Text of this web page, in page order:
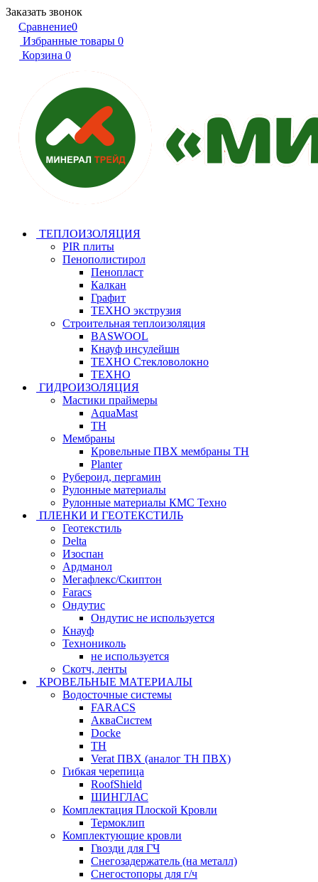
Заказать звонок
Сравнение0
Избранные товары 0
Корзина 0
ТЕПЛОИЗОЛЯЦИЯ
PIR плиты
Пенополистирол
Пенопласт
Калкан
Графит
ТЕХНО экструзия
Строительная теплоизоляция
BASWOOL
Кнауф инсулейшн
ТЕХНО Стекловолокно
ТЕХНО
ГИДРОИЗОЛЯЦИЯ
Мастики праймеры
AquaMast
ТН
Мембраны
Кровельные ПВХ мембраны ТН
Planter
Рубероид, пергамин
Рулонные материалы
Рулонные материалы КМС Техно
ПЛЕНКИ И ГЕОТЕКСТИЛЬ
Геотекстиль
Delta
Изоспан
Ардманол
Мегафлекс/Скиптон
Faracs
Ондутис
Ондутис не используется
Кнауф
Технониколь
не используется
Скотч, ленты
КРОВЕЛЬНЫЕ МАТЕРИАЛЫ
Водосточные системы
FARACS
АкваСистем
Docke
ТН
Verat ПВХ (аналог ТН ПВХ)
Гибкая черепица
RoofShield
ШИНГЛАС
Комплектация Плоской Кровли
Термоклип
Комплектующие кровли
Гвозди для ГЧ
Снегозадержатель (на металл)
Снегостопоры для г/ч